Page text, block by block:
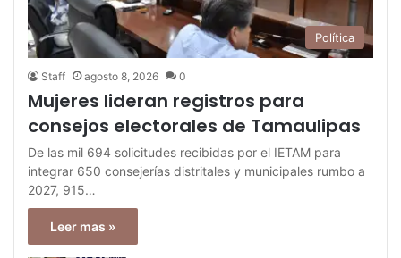
Política
Staff agosto 8, 2026 0
Mujeres lideran registros para
consejos electorales de Tamaulipas
De las mil 694 solicitudes recibidas por el IETAM para
integrar 650 consejerías distritales y municipales rumbo a
2027, 915…
Leer mas »